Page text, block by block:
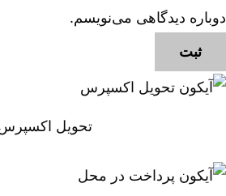
دوباره دیدگاهی می‌نویسم.
تحویل